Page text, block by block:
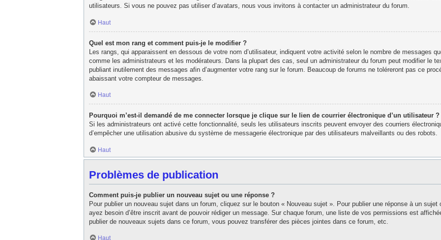
utilisateurs. Si vous ne pouvez pas utiliser d’avatars, nous vous invitons à contacter un administrateur du forum.
Haut
Quel est mon rang et comment puis-je le modifier ?
Les rangs, qui apparaissent en dessous de votre nom d’utilisateur, indiquent votre activité selon le nombre de messages
comme les administrateurs et les modérateurs. Dans la plupart des cas, seul un administrateur du forum peut modifier le
publiant inutilement des messages afin d’augmenter votre rang sur le forum. Beaucoup de forums ne toléreront pas ce
abaissant votre compteur de messages.
Haut
Pourquoi m’est-il demandé de me connecter lorsque je clique sur le lien de courrier électronique d’un utilisateur ?
Si les administrateurs ont activé cette fonctionnalité, seuls les utilisateurs inscrits peuvent envoyer des courriers
d’empêcher une utilisation abusive du système de messagerie électronique par des utilisateurs malveillants ou des robots.
Haut
Problèmes de publication
Comment puis-je publier un nouveau sujet ou une réponse ?
Pour publier un nouveau sujet dans un forum, cliquez sur le bouton « Nouveau sujet ». Pour publier une réponse à un
ayez besoin d’être inscrit avant de pouvoir rédiger un message. Sur chaque forum, une liste de vos permissions est
publier de nouveaux sujets dans ce forum, vous pouvez transférer des pièces jointes dans ce forum, etc.
Haut